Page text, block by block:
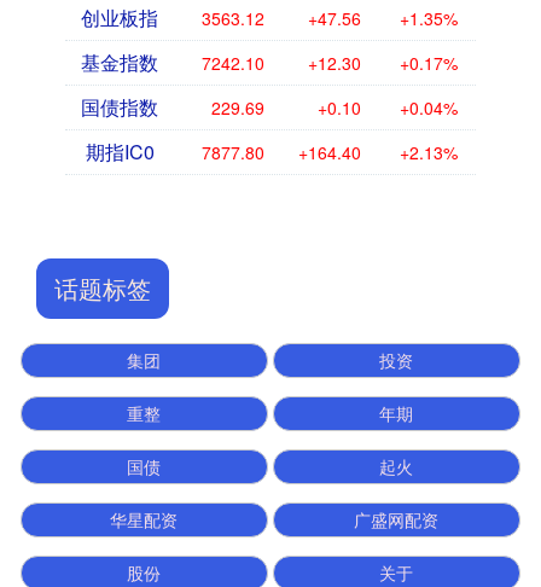
创业板指 3563.12 +47.56 +1.35%
基金指数 7242.10 +12.30 +0.17%
国债指数 229.69 +0.10 +0.04%
期指IC0 7877.80 +164.40 +2.13%
话题标签
集团 投资
重整 年期
国债 起火
华星配资 广盛网配资
股份 关于